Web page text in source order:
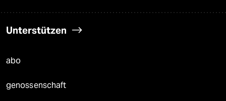
Unterstützen
abo
genossenschaft